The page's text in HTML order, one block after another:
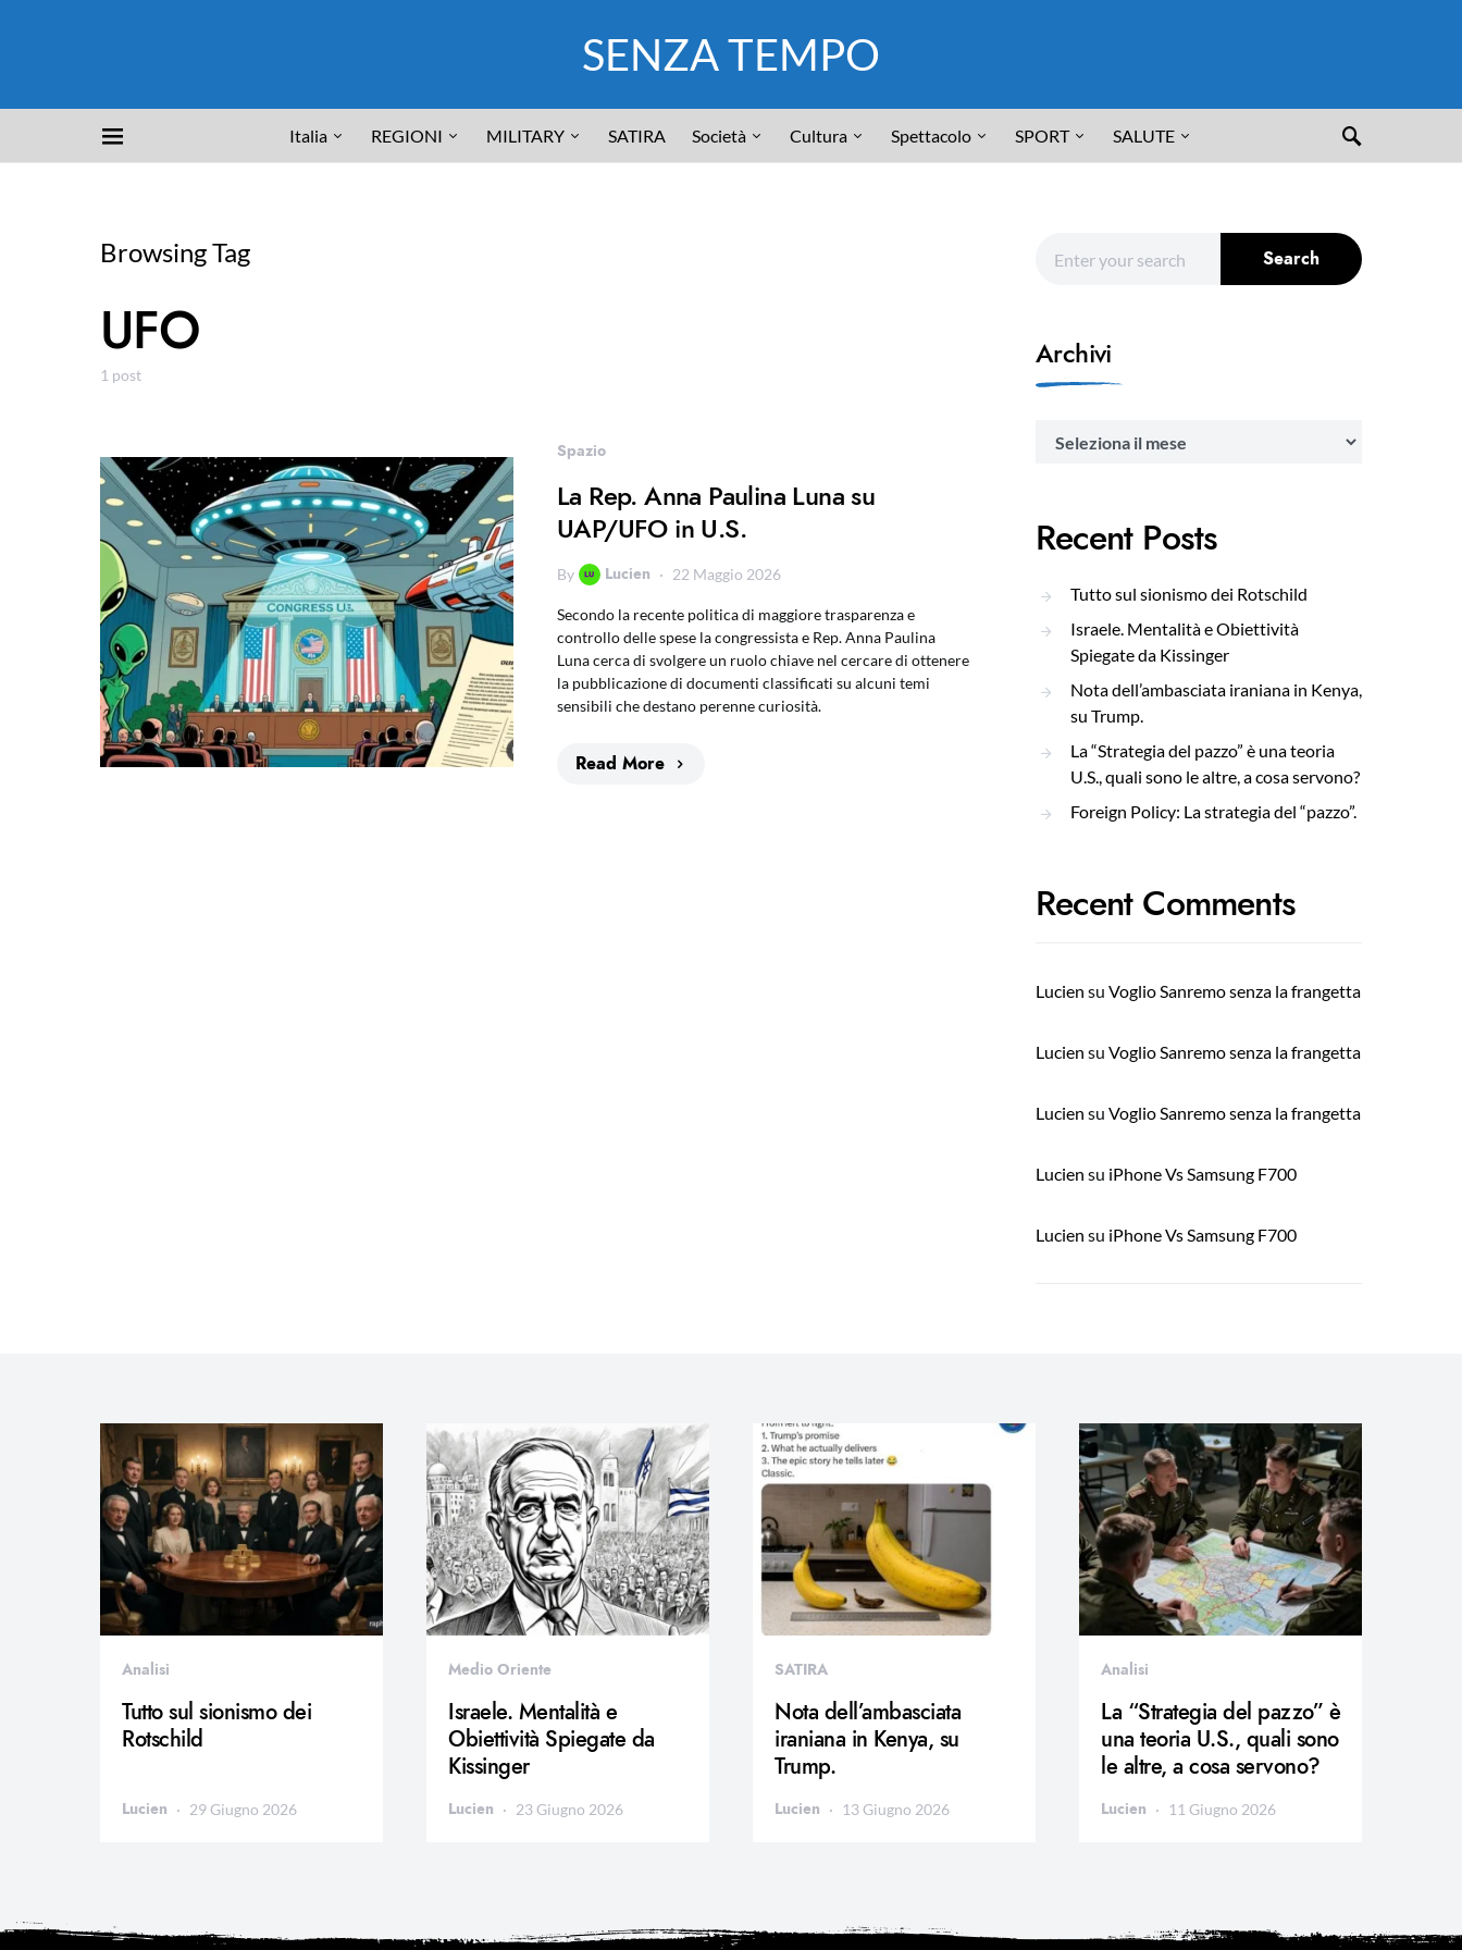
SENZA TEMPO
Italia REGIONI MILITARY SATIRA Società Cultura Spettacolo SPORT SALUTE
Browsing Tag
UFO
1 post
Spazio
La Rep. Anna Paulina Luna su
UAP/UFO in U.S.
By Lucien 22 Maggio 2026
Secondo la recente politica di maggiore trasparenza e
controllo delle spese la congressista e Rep. Anna Paulina
Luna cerca di svolgere un ruolo chiave nel cercare di ottenere
la pubblicazione di documenti classificati su alcuni temi
sensibili che destano perenne curiosità.
Read More
Search
Archivi
Recent Posts
Tutto sul sionismo dei Rotschild
Israele. Mentalità e Obiettività
Spiegate da Kissinger
Nota dell’ambasciata iraniana in Kenya,
su Trump.
La “Strategia del pazzo” è una teoria
U.S., quali sono le altre, a cosa servono?
Foreign Policy: La strategia del “pazzo”.
Recent Comments
Lucien su Voglio Sanremo senza la frangetta
Lucien su Voglio Sanremo senza la frangetta
Lucien su Voglio Sanremo senza la frangetta
Lucien su iPhone Vs Samsung F700
Lucien su iPhone Vs Samsung F700
Analisi
Tutto sul sionismo dei
Rotschild
Lucien 29 Giugno 2026
Medio Oriente
Israele. Mentalità e
Obiettività Spiegate da
Kissinger
Lucien 23 Giugno 2026
SATIRA
Nota dell’ambasciata
iraniana in Kenya, su
Trump.
Lucien 13 Giugno 2026
Analisi
La “Strategia del pazzo” è
una teoria U.S., quali sono
le altre, a cosa servono?
Lucien 11 Giugno 2026